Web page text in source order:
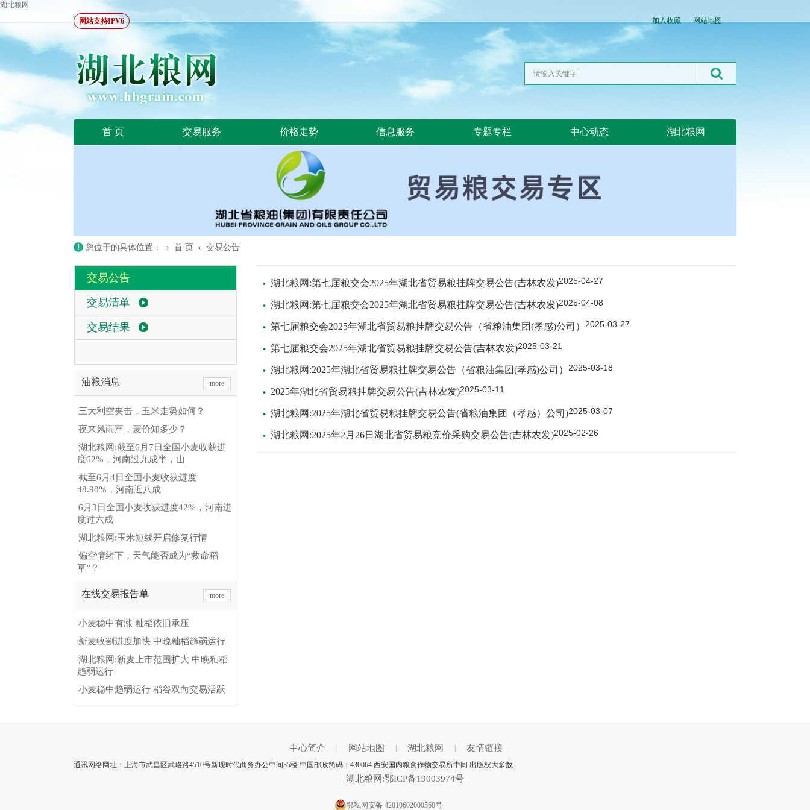
湖北粮网
网站支持IPV6
加入收藏 网站地图
首 页 交易服务 价格走势 信息服务 专题专栏 中心动态 湖北粮网
您位于的具体位置： › 首 页 › 交易公告
交易公告
交易清单
交易结果
油粮消息 more
三大利空夹击，玉米走势如何？
夜来风雨声，麦价知多少？
湖北粮网:截至6月7日全国小麦收获进
度62%，河南过九成半，山
截至6月4日全国小麦收获进度
48.98%，河南近八成
6月3日全国小麦收获进度42%，河南进
度过六成
湖北粮网:玉米短线开启修复行情
偏空情绪下，天气能否成为“救命稻
草”？
在线交易报告单 more
小麦稳中有涨 籼稻依旧承压
新麦收割进度加快 中晚籼稻趋弱运行
湖北粮网:新麦上市范围扩大 中晚籼稻
趋弱运行
小麦稳中趋弱运行 稻谷双向交易活跃
湖北粮网:第七届粮交会2025年湖北省贸易粮挂牌交易公告(吉林农发)2025-04-27
湖北粮网:第七届粮交会2025年湖北省贸易粮挂牌交易公告(吉林农发)2025-04-08
第七届粮交会2025年湖北省贸易粮挂牌交易公告（省粮油集团(孝感)公司） 2025-03-27
第七届粮交会2025年湖北省贸易粮挂牌交易公告(吉林农发)2025-03-21
湖北粮网:2025年湖北省贸易粮挂牌交易公告（省粮油集团(孝感)公司） 2025-03-18
2025年湖北省贸易粮挂牌交易公告(吉林农发)2025-03-11
湖北粮网:2025年湖北省贸易粮挂牌交易公告(省粮油集团（孝感）公司)2025-03-07
湖北粮网:2025年2月26日湖北省贸易粮竞价采购交易公告(吉林农发)2025-02-26
中心简介 网站地图 湖北粮网 友情链接
通讯网络网址：上海市武昌区武珞路4510号新现时代商务办公中间35楼 中国邮政简码：430064 西安国内粮食作物交易所中间 出版权大多数
湖北粮网:鄂ICP备19003974号
鄂私网安备 42010602000560号